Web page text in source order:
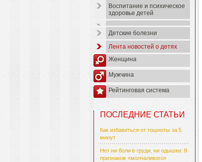
Воспитание и психическое
здоровье детей
Детские болезни
Лента новостей о детях
Женщина
Мужчина
Рейтинговая система
ПОСЛЕДНИЕ СТАТЬИ
Как избавиться от тошноты за 5
минут
Нет ни боли в груди, ни одышки: 8
признаков «молчаливого»